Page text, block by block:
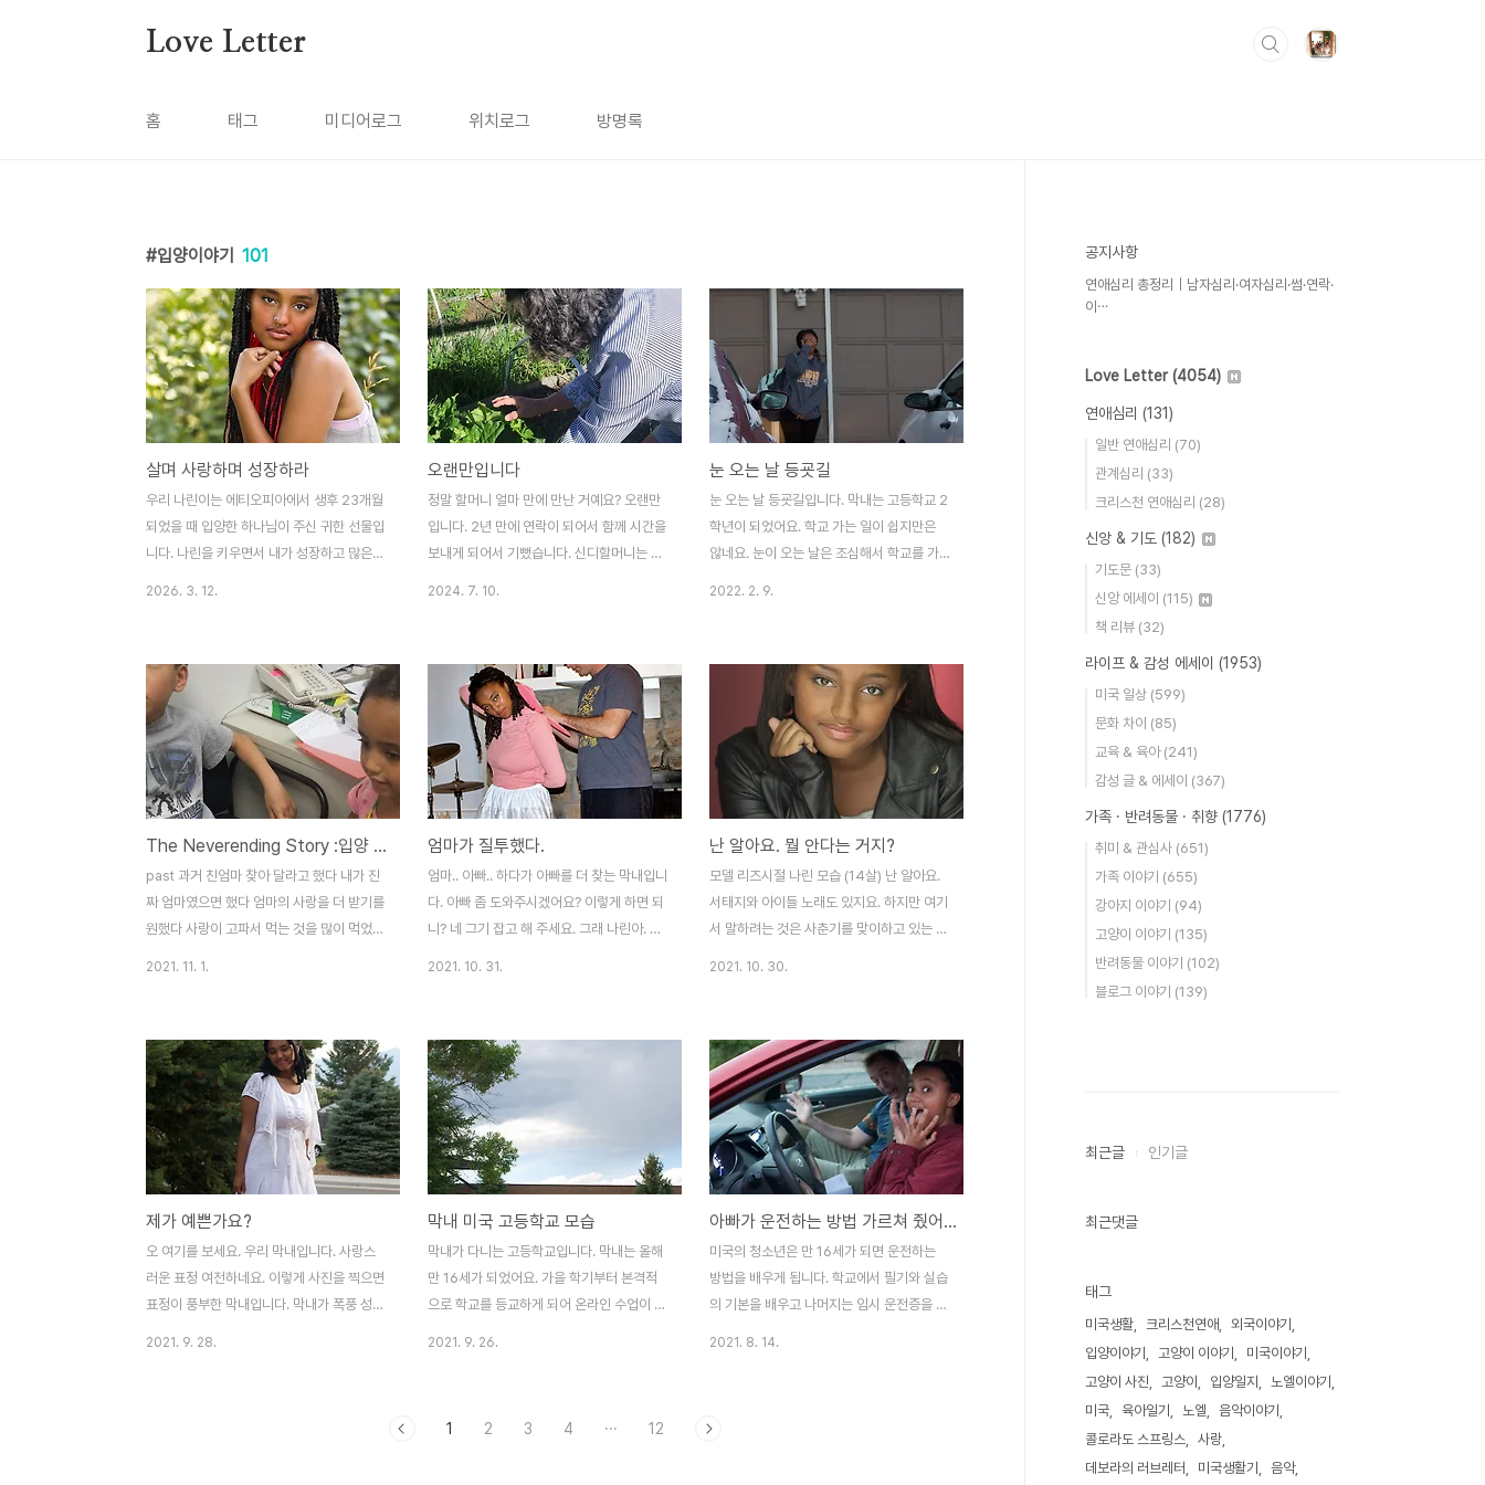
Love Letter
홈 태그 미디어로그 위치로그 방명록
입양이야기 101
살며 사랑하며 성장하라
우리 나린이는 에티오피아에서 생후 23개월
되었을 때 입양한 하나님이 주신 귀한 선물입
니다. 나린을 키우면서 내가 성장하고 많은
멕시코에서 수어 통역사의 길을 가고자 공부
를 하고 있습니다. 사랑은 그렇습니다. 작은
것에서부터 시작해서 이렇게 많은 사람들에
게 전달되고 있는 것 같습니다. 수어 통역 또
한 사랑이 함께 하는 직업이 아닌가 생각됩니
다. 그것에 대한 열정이 없다면 이런 특수한
학과를 선택할 수가 없겠지요. 며칠 전에는
아빠한테 전화가 왔어요. 마음에 상처를 많이
받은 듯합니다. 대학교 생활 하기도 바쁜데,
친구로 살갑게 다가온 ..
2026. 3. 12.
오랜만입니다
정말 할머니 얼마 만에 만난 거예요? 오랜만
입니다. 2년 만에 연락이 되어서 함께 시간을
보내게 되어서 기뻤습니다. 신디할머니는 예
국가정으로 입양을 보내게 되었다는 사연을
들었던 기억이 문득 났습니다.지금 두 명의
한국의 언니를 다시 만나서 함께 연락하고 지
낸다고 하시는 신디 할머니 이야기를 들어보
니, 영어도 못하는 9살의 여자 아이가 뭘 할
수가 있었겠어요. 그렇지만 하나님은 아주 특
별하게 신디할머니에게 역사를 하셨답니다.
지금은 아들과 손자들 이렇게 좋은 삶을 살아
가고 계십니다. 미국에 적응하기도 힘들었던
그 시절을 이야기하던 신디..
2024. 7. 10.
눈 오는 날 등굣길
눈 오는 날 등굣길입니다. 막내는 고등학교 2
학년이 되었어요. 학교 가는 일이 쉽지만은
않네요. 눈이 오는 날은 조심해서 학교를 가
추억의 친구들과 헤어지고 이곳에서 새로운
친구도 사귀었답니다. 친구와 잘 지내고 있는
일상을 보면 영락없는 미국의 고등학생입니
다. 요즘은 스마트 폰 시대인지라, 친구끼리
도 폰으로 주로 대화를 하고 놀고 있는 모습
을 종종 목격합니다. 예전과 달라진 생활을
보면 이것도 문명의 발달에 따라서 생겨난 풍
습으로 보입니다. 많은 시대를 걸쳐서 고등학
생의 모습도 변화가 되어 가고 있네요. 미국
의 고등학교는 마스크 자율..
2022. 2. 9.
The Neverending Story :입양 20년 후
past 과거 친엄마 찾아 달라고 했다 내가 진
짜 엄마였으면 했다 엄마의 사랑을 더 받기를
원했다 사랑이 고파서 먹는 것을 많이 먹었다
사랑은 나눌수록 깊어진다는 사실을 알았다
이제는 사랑에 굶주리지 않았다 그 사랑의 깊
이를 알기 때문에 헤어질까 두려워하지 않는
다. 아이 둘을 입양할 결심을 했을 때, 주변의
반대가 극심했다. 특히 나의 영원한 지지자로
남아 줄 것 같았던 엄마의 반대가 심했다. "깜
둥이 사는 나라에 애를 입양해서 뭐하라고 그
라노. 지금 있는 애도 키우기 힘들잖나. 그냥
포기하고 있는 애나 잘 간수해라." 이 말은 우
리..
2021. 11. 1.
엄마가 질투했다.
엄마.. 아빠.. 하다가 아빠를 더 찾는 막내입니
다. 아빠 좀 도와주시겠어요? 이렇게 하면 되
니? 네 그기 잡고 해 주세요. 그래 나린아. 넌
에요. 막내는 아빠만 찾아요. ㅠㅠ 그렇다고
제가 영어 실력이 없는 것이 아니거든요. 미
국에 이민 와서 27년을 살았으니 영어는 어
느 정도 할 수 있지요. 그러나.. 막내는 아빠가
아주 편한가 봅니다. 아빠는 어릴 때부터 잘
놀아주고 함께 하는 것을 좋아해요. 또 아빠
는 한 유머 감각이 있어요. 엄마하고 차원이
다르죠. 엄마는 유머 감각이 전혀 없고 늘 명
령조로 이거 해라 저거 해라 하니 별로 ..
2021. 10. 31.
난 알아요. 뭘 안다는 거지?
모델 리즈시절 나린 모습 (14살) 난 알아요.
서태지와 아이들 노래도 있지요. 하지만 여기
서 말하려는 것은 사춘기를 맞이하고 있는 우
음으로 낳은 딸입니다. 5살 나린 어릴 때부터
외모가 출중했습니다. 다들 지나가면서 한 마
디씩 해줍니다. 지나가는 행인: "어머나.. 너
어쩜 이렇게 예쁘게 생겼니?" 이때는 두 살
되었을 때입니다. 그때는 예쁘다는 말의 정의
를 잘 이해를 못하고 있었던 것 같습니다. 그
래서인지 예쁜 미소로 반겨줍니다. 그러다가
4살 Dora the explorer(탐험가 도라) 입
문했습니다. 매일 하루 종일 그것만 틀..
2021. 10. 30.
제가 예쁜가요?
오 여기를 보세요. 우리 막내입니다. 사랑스
러운 표정 여전하네요. 이렇게 사진을 찍으면
표정이 풍부한 막내입니다. 막내가 폭풍 성장
2021. 9. 28.
막내 미국 고등학교 모습
막내가 다니는 고등학교입니다. 막내는 올해
만 16세가 되었어요. 가을 학기부터 본격적
으로 학교를 등교하게 되어 온라인 수업이 아
건물 구조도 많은 인원이 함께 활동할 수 있
2021. 9. 26.
아빠가 운전하는 방법 가르쳐 줬어요.
미국의 청소년은 만 16세가 되면 운전하는
방법을 배우게 됩니다. 학교에서 필기와 실습
의 기본을 배우고 나머지는 임시 운전증을 가
이렇게 매일 운전을 가르쳐 달라고 아빠한테
2021. 8. 14.
1 2 3 4 ··· 12
공지사항
연애심리 총정리｜남자심리·여자심리·썸·연락·
이⋯
Love Letter (4054)
연애심리 (131)
일반 연애심리 (70)
관계심리 (33)
크리스천 연애심리 (28)
신앙 & 기도 (182)
기도문 (33)
신앙 에세이 (115)
책 리뷰 (32)
라이프 & 감성 에세이 (1953)
미국 일상 (599)
문화 차이 (85)
교육 & 육아 (241)
감성 글 & 에세이 (367)
가족 · 반려동물 · 취향 (1776)
취미 & 관심사 (651)
가족 이야기 (655)
강아지 이야기 (94)
고양이 이야기 (135)
반려동물 이야기 (102)
블로그 이야기 (139)
최근글 인기글
최근댓글
태그
미국생활 크리스천연애
외국이야기
입양이야기
고양이 이야기
미국이야기
고양이 사진
고양이 입양일지
노엘이야기
미국
육아일기 노엘
음악이야기
콜로라도 스프링스
사랑
데보라의 러브레터
미국생활기 음악